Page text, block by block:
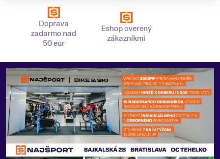
Doprava
zadarmo nad
50 eur
Eshop overený
zákazníkmi